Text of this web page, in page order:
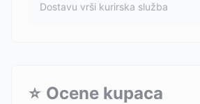
Dostavu vrši kurirska služba
⭐ Ocene kupaca